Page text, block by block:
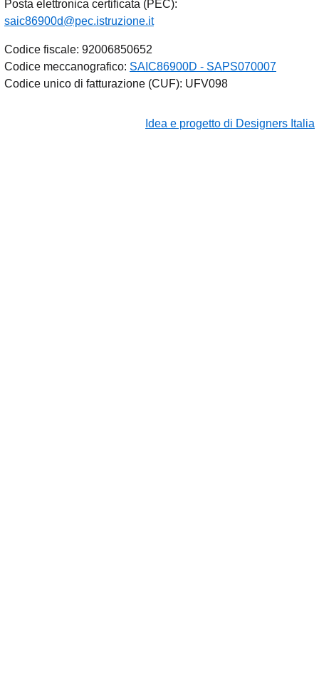
Posta elettronica certificata (PEC):
saic86900d@pec.istruzione.it
Codice fiscale: 92006850652
Codice meccanografico: SAIC86900D - SAPS070007
Codice unico di fatturazione (CUF): UFV098
Idea e progetto di Designers Italia